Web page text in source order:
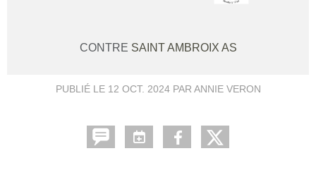
CONTRE SAINT AMBROIX AS
PUBLIÉ LE 12 OCT. 2024PAR ANNIE VERON